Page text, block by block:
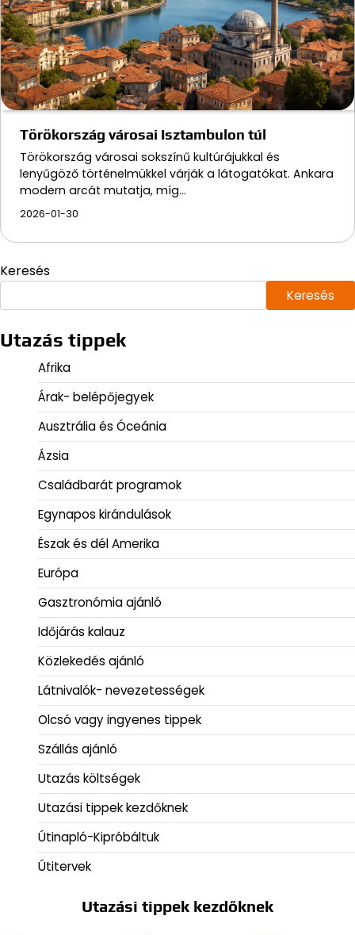
Törökország városai Isztambulon túl
Törökország városai sokszínű kultúrájukkal és
lenyűgöző történelmükkel várják a látogatókat. Ankara
modern arcát mutatja, míg…
2026-01-30
Keresés
Keresés
Utazás tippek
Afrika
Árak- belépőjegyek
Ausztrália és Óceánia
Ázsia
Családbarát programok
Egynapos kirándulások
Észak és dél Amerika
Európa
Gasztronómia ajánló
Időjárás kalauz
Közlekedés ajánló
Látnivalók- nevezetességek
Olcsó vagy ingyenes tippek
Szállás ajánló
Utazás költségek
Utazási tippek kezdőknek
Útinapló-Kipróbáltuk
Útitervek
Utazási tippek kezdőknek